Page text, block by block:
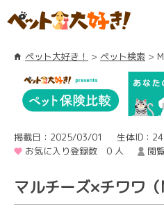
ペット大好き！ ペット検索
掲載日：2025/03/01
生体ID：
お気に入り登録数 0 人
閲
マルチーズ×チワワ